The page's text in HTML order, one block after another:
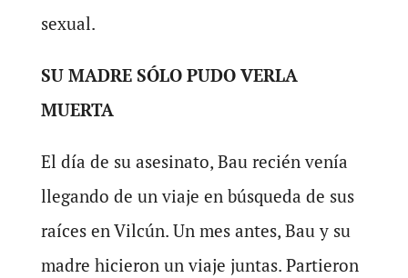
sexual.
SU MADRE SÓLO PUDO VERLA
MUERTA
El día de su asesinato, Bau recién venía
llegando de un viaje en búsqueda de sus
raíces en Vilcún. Un mes antes, Bau y su
madre hicieron un viaje juntas. Partieron